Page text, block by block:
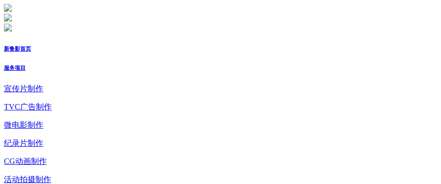
新鲁影首页
服务项目
宣传片制作
TVC广告制作
微电影制作
纪录片制作
CG动画制作
活动拍摄制作